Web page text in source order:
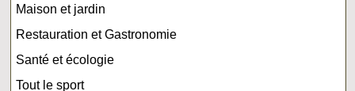
Maison et jardin
Restauration et Gastronomie
Santé et écologie
Tout le sport